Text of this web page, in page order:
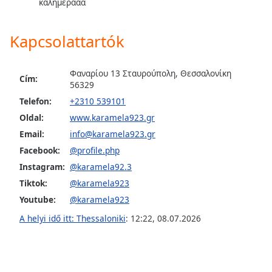
dialog
subtitles
selected
Audio
Track
Picture-
in-
Picture
Fullscreen
modal
Kapcsolattartók
Cím:
Φαναρίου 13 Σταυρούπολη, Θεσσαλονίκη
56329
Telefon:
+2310 539101
Oldal:
www.karamela923.gr
Email:
info@karamela923.gr
Facebook:
@profile.php
Instagram: @karamela92.3
Tiktok:
@karamela923
Youtube:
@karamela923
A helyi idő itt: Thessaloniki: 12:22, 08.07.2026